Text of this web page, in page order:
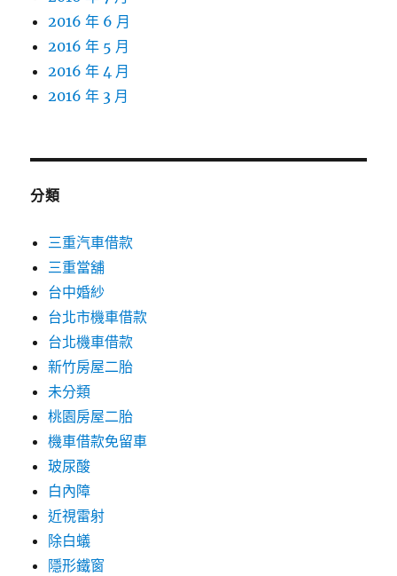
2016 年 6 月
2016 年 5 月
2016 年 4 月
2016 年 3 月
分類
三重汽車借款
三重當舖
台中婚紗
台北市機車借款
台北機車借款
新竹房屋二胎
未分類
桃園房屋二胎
機車借款免留車
玻尿酸
白內障
近視雷射
除白蟻
隱形鐵窗